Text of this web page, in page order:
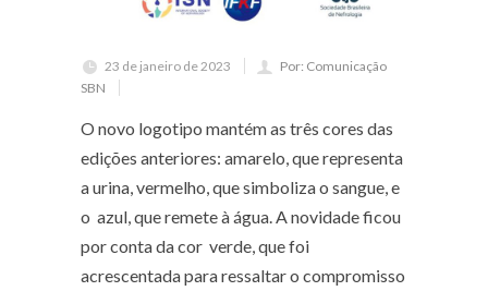
23 de janeiro de 2023
Por: Comunicação
SBN
O novo logotipo mantém as três cores das
edições anteriores: amarelo, que representa
a urina, vermelho, que simboliza o sangue, e
o azul, que remete à água. A novidade ficou
por conta da cor verde, que foi
acrescentada para ressaltar o compromisso